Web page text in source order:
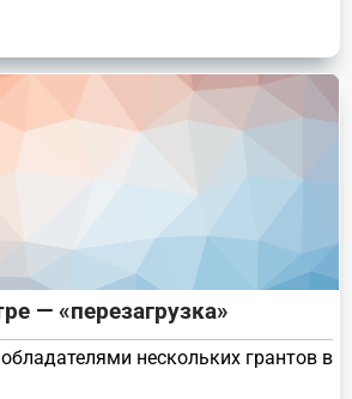
— «перезагрузка»
нескольких грантов в